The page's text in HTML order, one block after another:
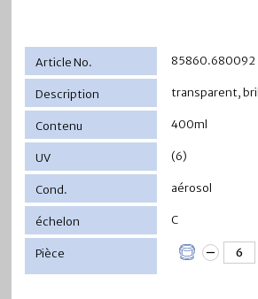
85860.680092
transparent,
400ml
(6)
aérosol
C